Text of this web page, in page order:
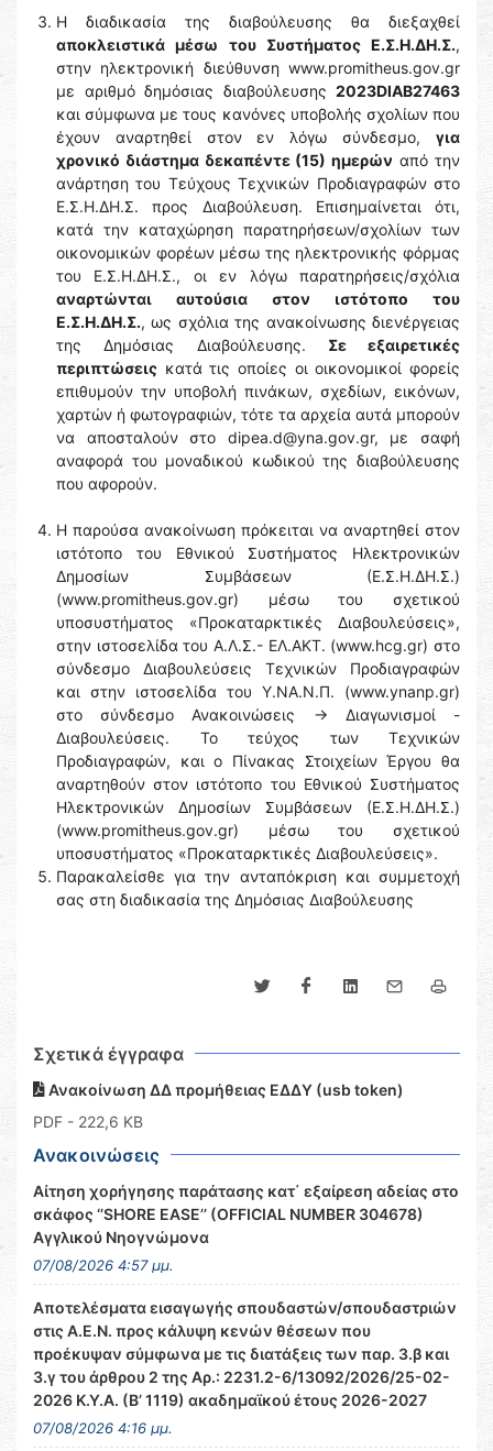
Η διαδικασία της διαβούλευσης θα διεξαχθεί
αποκλειστικά μέσω του Συστήματος Ε.Σ.Η.ΔΗ.Σ.,
στην ηλεκτρονική διεύθυνση www.promitheus.gov.gr
με αριθμό δημόσιας διαβούλευσης 2023DIAB27463
και σύμφωνα με τους κανόνες υποβολής σχολίων που
έχουν αναρτηθεί στον εν λόγω σύνδεσμο, για
χρονικό διάστημα δεκαπέντε (15) ημερών από την
ανάρτηση του Τεύχους Τεχνικών Προδιαγραφών στο
Ε.Σ.Η.ΔΗ.Σ. προς Διαβούλευση. Επισημαίνεται ότι,
κατά την καταχώρηση παρατηρήσεων/σχολίων των
οικονομικών φορέων μέσω της ηλεκτρονικής φόρμας
του Ε.Σ.Η.ΔΗ.Σ., οι εν λόγω παρατηρήσεις/σχόλια
αναρτώνται αυτούσια στον ιστότοπο του
Ε.Σ.Η.ΔΗ.Σ., ως σχόλια της ανακοίνωσης διενέργειας
της Δημόσιας Διαβούλευσης. Σε εξαιρετικές
περιπτώσεις κατά τις οποίες οι οικονομικοί φορείς
επιθυμούν την υποβολή πινάκων, σχεδίων, εικόνων,
χαρτών ή φωτογραφιών, τότε τα αρχεία αυτά μπορούν
να αποσταλούν στο dipea.d@yna.gov.gr, με σαφή
αναφορά του μοναδικού κωδικού της διαβούλευσης
που αφορούν.
Η παρούσα ανακοίνωση πρόκειται να αναρτηθεί στον
ιστότοπο του Εθνικού Συστήματος Ηλεκτρονικών
Δημοσίων Συμβάσεων (Ε.Σ.Η.ΔΗ.Σ.)
(www.promitheus.gov.gr) μέσω του σχετικού
υποσυστήματος «Προκαταρκτικές Διαβουλεύσεις»,
στην ιστοσελίδα του Α.Λ.Σ.- ΕΛ.ΑΚΤ. (www.hcg.gr) στο
σύνδεσμο Διαβουλεύσεις Τεχνικών Προδιαγραφών
και στην ιστοσελίδα του Y.NA.N.Π. (www.ynanp.gr)
στο σύνδεσμο Ανακοινώσεις → Διαγωνισμοί -
Διαβουλεύσεις. Το τεύχος των Τεχνικών
Προδιαγραφών, και ο Πίνακας Στοιχείων Έργου θα
αναρτηθούν στον ιστότοπο του Εθνικού Συστήματος
Ηλεκτρονικών Δημοσίων Συμβάσεων (Ε.Σ.Η.ΔΗ.Σ.)
(www.promitheus.gov.gr) μέσω του σχετικού
υποσυστήματος «Προκαταρκτικές Διαβουλεύσεις».
Παρακαλείσθε για την ανταπόκριση και συμμετοχή
σας στη διαδικασία της Δημόσιας Διαβούλευσης
Σχετικά έγγραφα
Ανακοίνωση ΔΔ προμήθειας ΕΔΔΥ (usb token)
PDF - 222,6 KB
Ανακοινώσεις
Αίτηση χορήγησης παράτασης κατ΄ εξαίρεση αδείας στο
σκάφος ‘’SHORE EASE’’ (OFFICIAL NUMBER 304678)
Αγγλικού Νηογνώμονα
07/08/2026 4:57 μμ.
Αποτελέσματα εισαγωγής σπουδαστών/σπουδαστριών
στις Α.Ε.Ν. προς κάλυψη κενών θέσεων που
προέκυψαν σύμφωνα με τις διατάξεις των παρ. 3.β και
3.γ του άρθρου 2 της Αρ.: 2231.2-6/13092/2026/25-02-
2026 Κ.Υ.Α. (Β’ 1119) ακαδημαϊκού έτους 2026-2027
07/08/2026 4:16 μμ.